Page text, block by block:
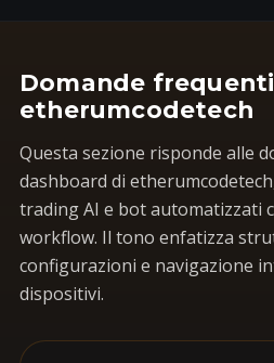
Domande
etherumcodetech
Questa sezione risponde alle
dashboard di
trading AI e bot automatizzati
workflow. Il tono enfatizza
configurazioni e navigazione
dispositivi.